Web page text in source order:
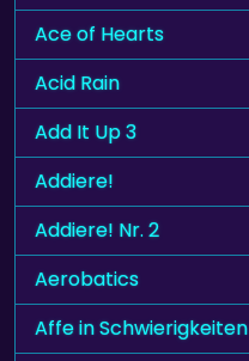
Ace of Hearts
Acid Rain
Add It Up 3
Addiere!
Addiere! Nr. 2
Aerobatics
Affe in Schwierigkeiten